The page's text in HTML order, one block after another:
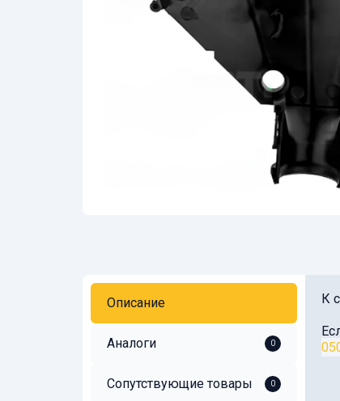
Описание
Аналоги 0
Сопутствующие товары 0
К